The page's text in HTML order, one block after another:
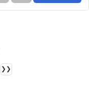
❯❯